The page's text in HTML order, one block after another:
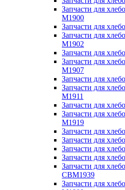
Запчасти для
M1900
Запчасти для
Запчасти для
M1902
Запчасти для
Запчасти для
M1907
Запчасти для
Запчасти для
M1911
Запчасти для
Запчасти для
M1919
Запчасти для
Запчасти для
Запчасти для
Запчасти для
Запчасти для
CBM1939
Запчасти для